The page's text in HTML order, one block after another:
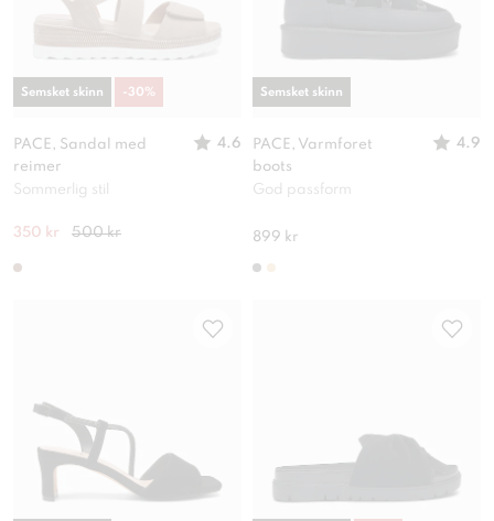
PACE, Sandal med
reimer
4.6
Sommerlig stil
350 kr 500 kr
Semsket skinn -30%
PACE, Varmforet
boots
4.9
God passform
899 kr
Semsket skinn